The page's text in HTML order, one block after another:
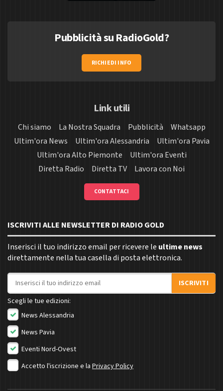
Pubblicità su RadioGold?
RICHIEDI INFO
Link utili
Chi siamo La Nostra Squadra Pubblicità
Whatsapp
Ultim'ora News
Ultim'ora Alessandria
Ultim'ora Pavia
Ultim'ora Alto Piemonte
Ultim'ora Eventi
Diretta Radio
Diretta TV Lavora con Noi
CONTATTACI
ISCRIVITI ALLE NEWSLETTER DI RADIO GOLD
Inserisci il tuo indirizzo email per ricevere le ultime news
direttamente nella tua casella di posta elettronica.
Indirizzo email
ISCRIVITI
Scegli le tue edizioni:
News Alessandria
News Pavia
Eventi Nord-Ovest
Accetto l'iscrizione e la Privacy Policy